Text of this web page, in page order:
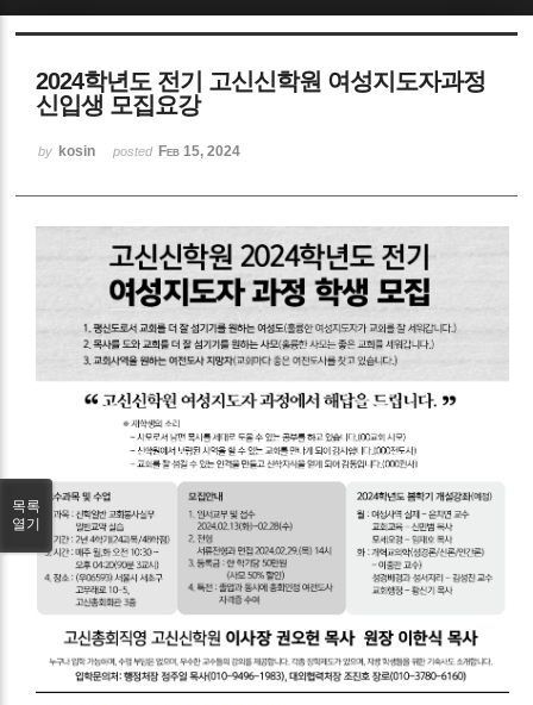
2024학년도 전기 고신신학원 여성지도자과정
신입생 모집요강
by kosin posted Feb 15, 2024
목록
열기
Sketchbook5, 스케치북5
Sketchbook5, 스케치북5